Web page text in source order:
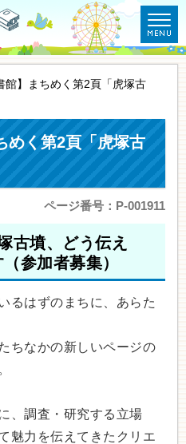
館】まちめく第2頁「虎塚古
めく第2頁「虎塚古
ページ番号：P-001911
古墳、どう伝え
参加者募集）
るはずのまちに、あらた
ちなかの新しいページの
、調査・研究する立場
魅力を伝えてきたクリエ